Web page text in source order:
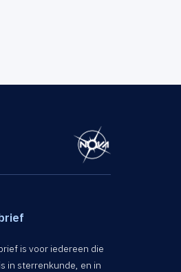
is voor iedereen die
in sterrenkunde, en in